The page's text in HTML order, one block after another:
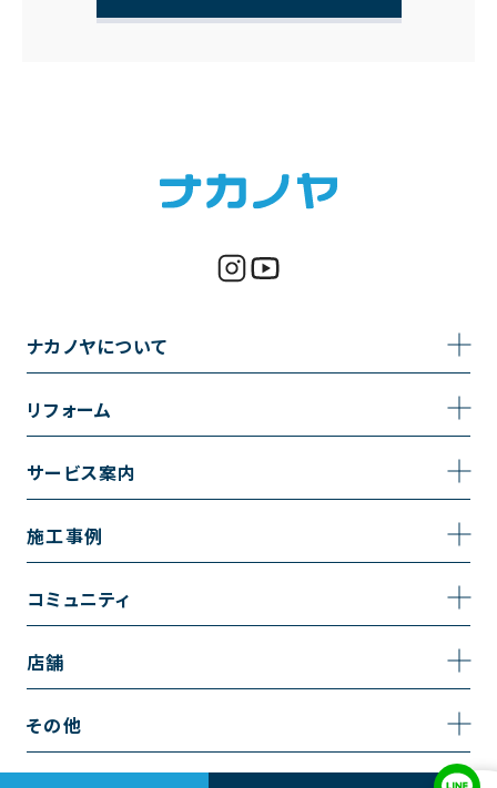
ナカノヤについて
事業内容
採用情報
リフォーム
トイレのリフォーム
キッチンのリフォーム
リノベーション
内装のリフォーム
水回りのリフォーム
サービス案内
サービスの流れ
施工事例
施工事例一覧
お風呂の施工事例
コミュニティ
コミュニティ
お知らせ
店舗
越谷店
その他
お問い合わせ